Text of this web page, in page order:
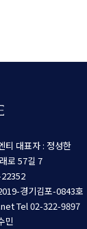
티 대표자 : 정성한
로 57길 7
경기김포-0843호
Tel 02-322-9897
민